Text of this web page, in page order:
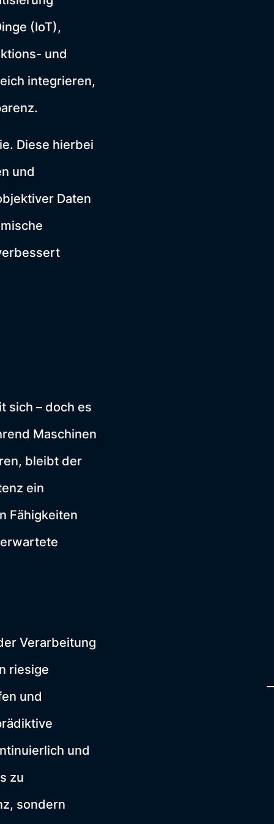
(IoT),
und
integrieren,
Diese hierbei
und
Daten
sich – doch es
Maschinen
bleibt der
ein
Fähigkeiten
Verarbeitung
riesige
und
und
zu
sondern